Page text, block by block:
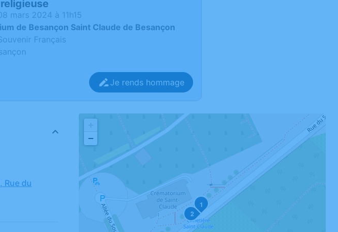
mars 2024 à 11h15
de Besançon Saint Claude de Besançon
Français
Je rends hommage
Rue du
1
2
−